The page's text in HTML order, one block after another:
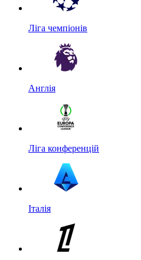
Ліга чемпіонів
Англія
Ліга конференцій
Італія